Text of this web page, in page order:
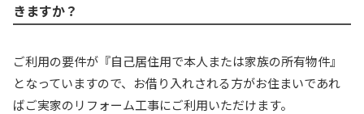
きますか？
ご利用の要件が『自己居住用で本人または家族の所有物件』
となっていますので、お借り入れされる方がお住まいであれ
ばご実家のリフォーム工事にご利用いただけます。